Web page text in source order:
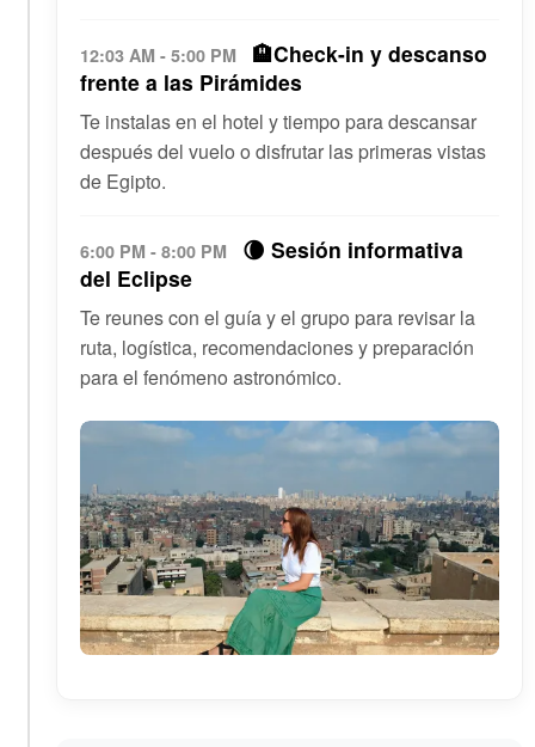
12:03 AM - 5:00 PM
🏨Check-in y descanso
frente a las Pirámides
Te instalas en el hotel y tiempo para descansar
después del vuelo o disfrutar las primeras vistas
de Egipto.
6:00 PM - 8:00 PM
🌘 Sesión informativa
del Eclipse
Te reunes con el guía y el grupo para revisar la
ruta, logística, recomendaciones y preparación
para el fenómeno astronómico.